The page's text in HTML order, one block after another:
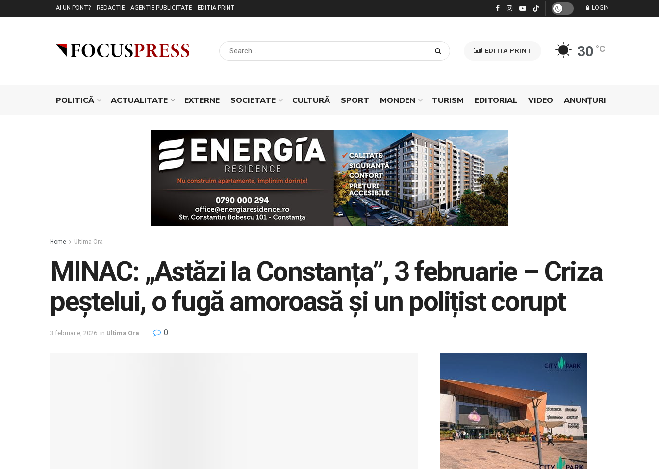
AI UN PONT? REDACTIE AGENTIE PUBLICITATE EDITIA PRINT LOGIN
EDITIA PRINT 30 °C
POLITICĂ ACTUALITATE EXTERNE SOCIETATE CULTURĂ SPORT MONDEN TURISM EDITORIAL VIDEO ANUNŢURI
Home Ultima Ora
MINAC: „Astăzi la Constanța”, 3 februarie – Criza
peștelui, o fugă amoroasă și un polițist corupt
3 februarie, 2026 in Ultima Ora 0